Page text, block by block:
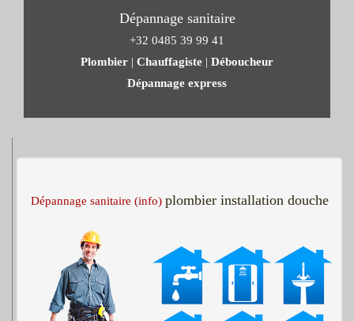
Dépannage sanitaire
+32 0485 39 99 41
Plombier | Chauffagiste | Déboucheur
Dépannage express
Dépannage sanitaire (info) plombier installation douche